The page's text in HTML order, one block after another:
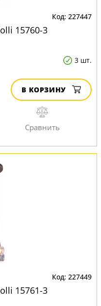
227447
15760-3
3 шт.
В КОРЗИНУ
227449
15761-3